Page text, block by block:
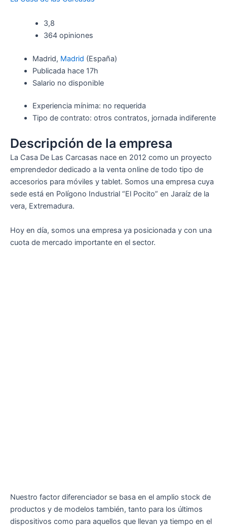
3,8
364 opiniones
Madrid, Madrid (España)
Publicada hace 17h
Salario no disponible
Experiencia mínima: no requerida
Tipo de contrato: otros contratos, jornada indiferente
Descripción de la empresa
La Casa De Las Carcasas nace en 2012 como un proyecto
emprendedor dedicado a la venta online de todo tipo de
accesorios para móviles y tablet. Somos una empresa cuya
sede está en Polígono Industrial “El Pocito” en Jaraíz de la
vera, Extremadura.
Hoy en día, somos una empresa ya posicionada y con una
cuota de mercado importante en el sector.
Nuestro factor diferenciador se basa en el amplio stock de
productos y de modelos también, tanto para los últimos
dispositivos como para aquellos que llevan ya tiempo en el